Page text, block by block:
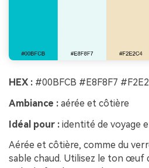
HEX : #00BFCB #E8F8F7
Ambiance : aérée et côtière
Idéal pour : identité de voyage
Aérée et côtière, comme du
sable chaud. Utilisez le ton œuf